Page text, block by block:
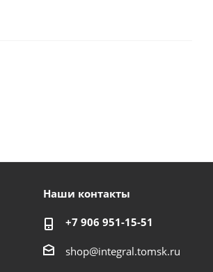
Наши контакты
+7 906 951-15-51
shop@integral.tomsk.ru